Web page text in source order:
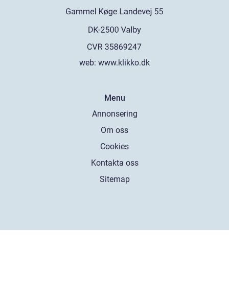
web: www.klikko.dk
Menu
Annonsering
Om oss
Cookies
Kontakta oss
Sitemap